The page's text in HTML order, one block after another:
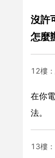
沒許
怎麼
12樓
在你
法。
13樓